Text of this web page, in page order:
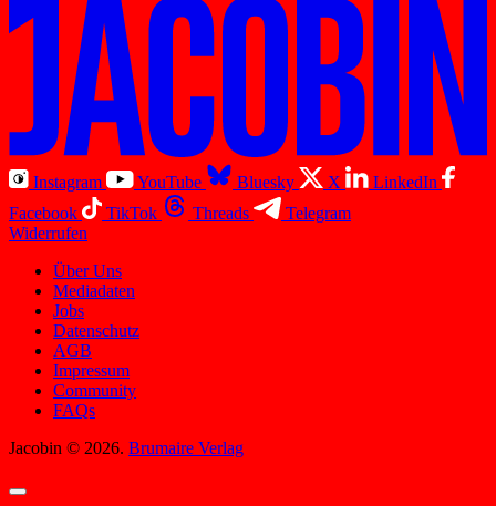
Instagram YouTube Bluesky X
LinkedIn
Facebook
TikTok Threads
Telegram
Widerrufen
Über Uns
Mediadaten
Jobs
Datenschutz
AGB
Impressum
Community
FAQs
Jacobin © 2026. Brumaire Verlag